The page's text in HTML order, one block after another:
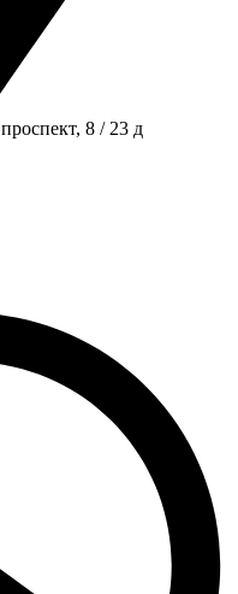
8 / 23 д